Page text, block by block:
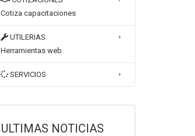
Cotiza capacitaciones
UTILERIAS
Herramientas web
SERVICIOS
ULTIMAS NOTICIAS